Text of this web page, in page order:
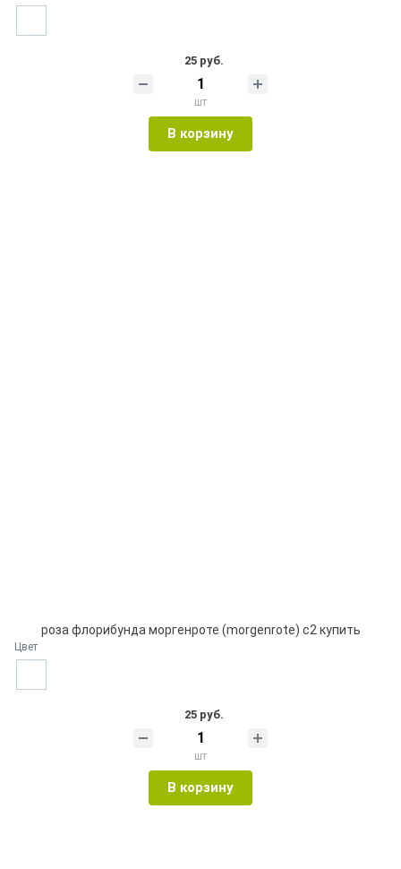
25 руб.
шт
В корзину
роза флорибунда моргенроте (morgenrote) с2 купить
Цвет
25 руб.
шт
В корзину